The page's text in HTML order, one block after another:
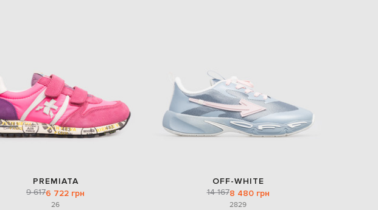
PREMIATA
9 6176 722 грн
26
OFF-WHITE
14 1678 480 грн
2829